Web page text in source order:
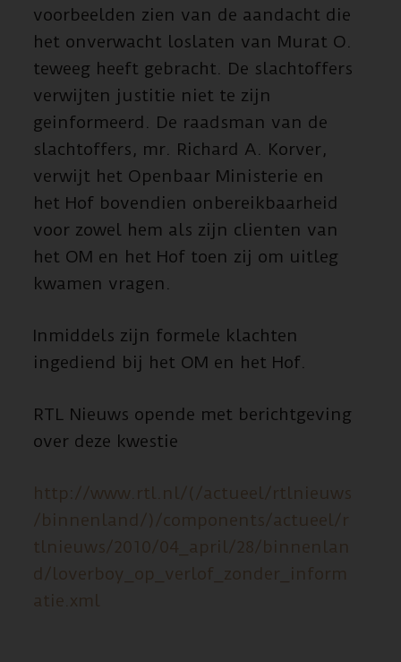
voorbeelden zien van de aandacht die
het onverwacht loslaten van Murat O.
teweeg heeft gebracht. De slachtoffers
verwijten justitie niet te zijn
geinformeerd. De raadsman van de
slachtoffers, mr. Richard A. Korver,
verwijt het Openbaar Ministerie en
het Hof bovendien onbereikbaarheid
voor zowel hem als zijn clienten van
het OM en het Hof toen zij om uitleg
kwamen vragen.
Inmiddels zijn formele klachten
ingediend bij het OM en het Hof.
RTL Nieuws opende met berichtgeving
over deze kwestie
http://www.rtl.nl/(/actueel/rtlnieuws
/binnenland/)/components/actueel/r
tlnieuws/2010/04_april/28/binnenlan
d/loverboy_op_verlof_zonder_inform
atie.xml